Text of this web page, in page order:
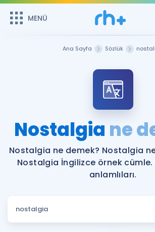
MENÜ
Şifremi Hatırlamıyorum
ÜYE DEĞİLİM
Sepetin Şu An Boş.
Remzi Hoca ile seni sınava hazırlayacak
bekliyor!
MENÜ
Katılımcı Görüşleri
Faydalı Araçlar
Sözlük
Hakkımızda
Ana Sayfa Sözlük
Nostalgia ne
Nostalgia ne demek? Nostalgia
Nostalgia İngilizce örnek
anlamlıları.